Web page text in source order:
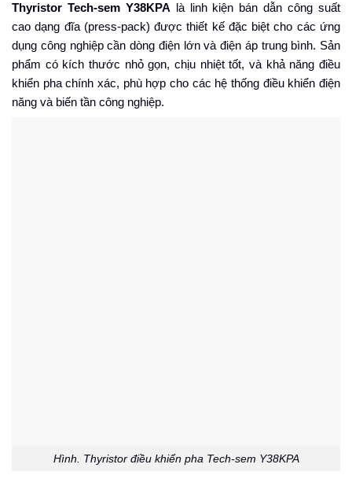
Thyristor Tech-sem Y38KPA là linh kiện bán dẫn công suất
cao dạng đĩa (press-pack) được thiết kế đặc biệt cho các ứng
dụng công nghiệp cần dòng điện lớn và điện áp trung bình. Sản
phẩm có kích thước nhỏ gọn, chịu nhiệt tốt, và khả năng điều
khiển pha chính xác, phù hợp cho các hệ thống điều khiển điện
năng và biến tần công nghiệp.
Hình. Thyristor điều khiển pha Tech-sem Y38KPA